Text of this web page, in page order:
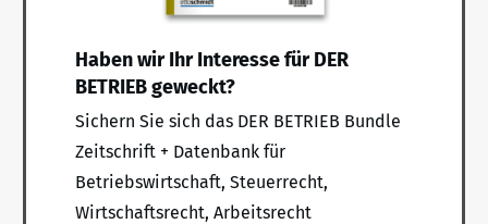
Haben wir Ihr Interesse für DER
BETRIEB geweckt?
Sichern Sie sich das DER BETRIEB Bundle
Zeitschrift + Datenbank für
Betriebswirtschaft, Steuerrecht,
Wirtschaftsrecht, Arbeitsrecht